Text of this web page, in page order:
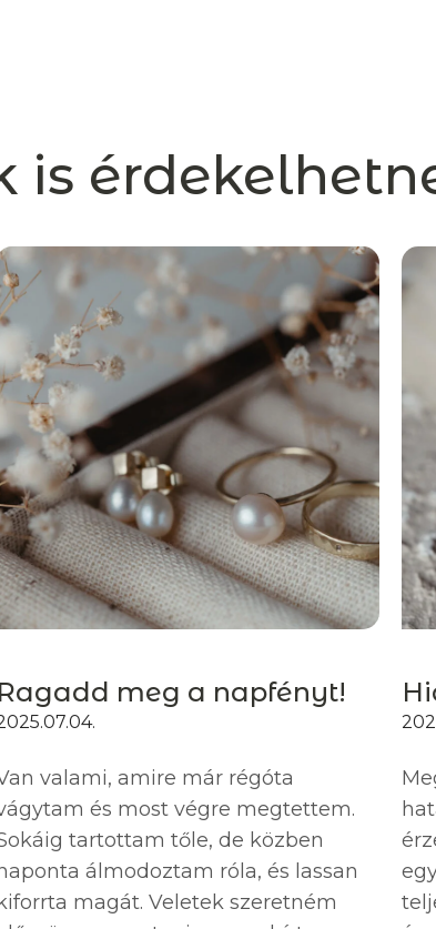
is
Ragadd meg a napfényt!
valami, amire már régóta
és most végre megtettem.
tartottam tőle, de közben
álmodoztam róla, és lassan
kiforrta magát. Veletek szeretném